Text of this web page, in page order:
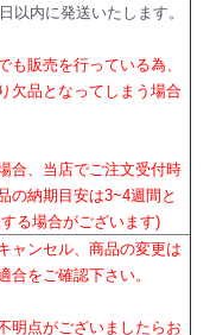
以内に発送いたします。
販売を行っている為、
欠品となってしまう場合
合、当店でご注文受付時
の納期目安は3~4週間と
る場合がございます)
ャンセル、商品の変更は
合をご確認下さい。
明点がございましたらお